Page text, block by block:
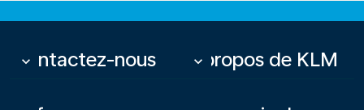
Contactez-nous
keyboard_arrow_down À propos de KLM
keyboard_arrow_down